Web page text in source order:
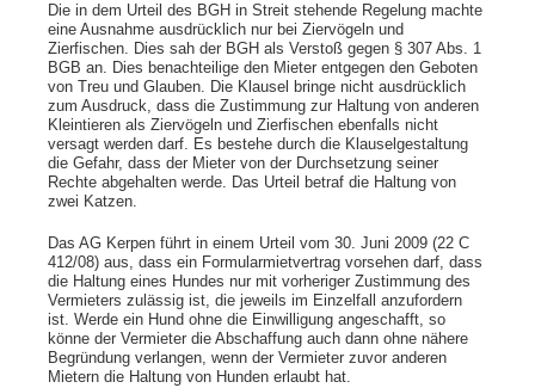
Die in dem Urteil des BGH in Streit stehende Regelung machte
eine Ausnahme ausdrücklich nur bei Ziervögeln und
Zierfischen. Dies sah der BGH als Verstoß gegen § 307 Abs. 1
BGB an. Dies benachteilige den Mieter entgegen den Geboten
von Treu und Glauben. Die Klausel bringe nicht ausdrücklich
zum Ausdruck, dass die Zustimmung zur Haltung von anderen
Kleintieren als Ziervögeln und Zierfischen ebenfalls nicht
versagt werden darf. Es bestehe durch die Klauselgestaltung
die Gefahr, dass der Mieter von der Durchsetzung seiner
Rechte abgehalten werde. Das Urteil betraf die Haltung von
zwei Katzen.
Das AG Kerpen führt in einem Urteil vom 30. Juni 2009 (22 C
412/08) aus, dass ein Formularmietvertrag vorsehen darf, dass
die Haltung eines Hundes nur mit vorheriger Zustimmung des
Vermieters zulässig ist, die jeweils im Einzelfall anzufordern
ist. Werde ein Hund ohne die Einwilligung angeschafft, so
könne der Vermieter die Abschaffung auch dann ohne nähere
Begründung verlangen, wenn der Vermieter zuvor anderen
Mietern die Haltung von Hunden erlaubt hat.